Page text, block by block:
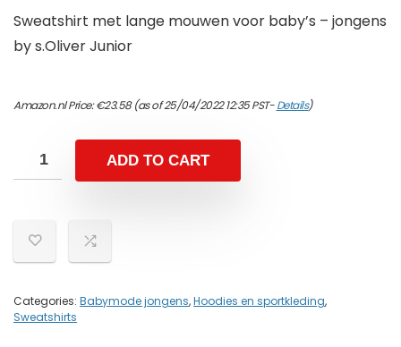
Sweatshirt met lange mouwen voor baby’s – jongens
by s.Oliver Junior
Amazon.nl Price:€23.58(as of 25/04/2022 12:35 PST-Details)
ADD TO CART
Categories: Babymode jongens,Hoodies en sportkleding,
Sweatshirts